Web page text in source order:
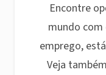
Encontre
mundo com
emprego,
Veja